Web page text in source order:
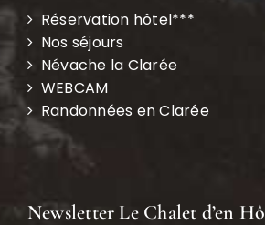
Réservation hôtel***
Nos séjours
Névache la Clarée
WEBCAM
Randonnées en Clarée
Newsletter Le Chalet d’en Hô